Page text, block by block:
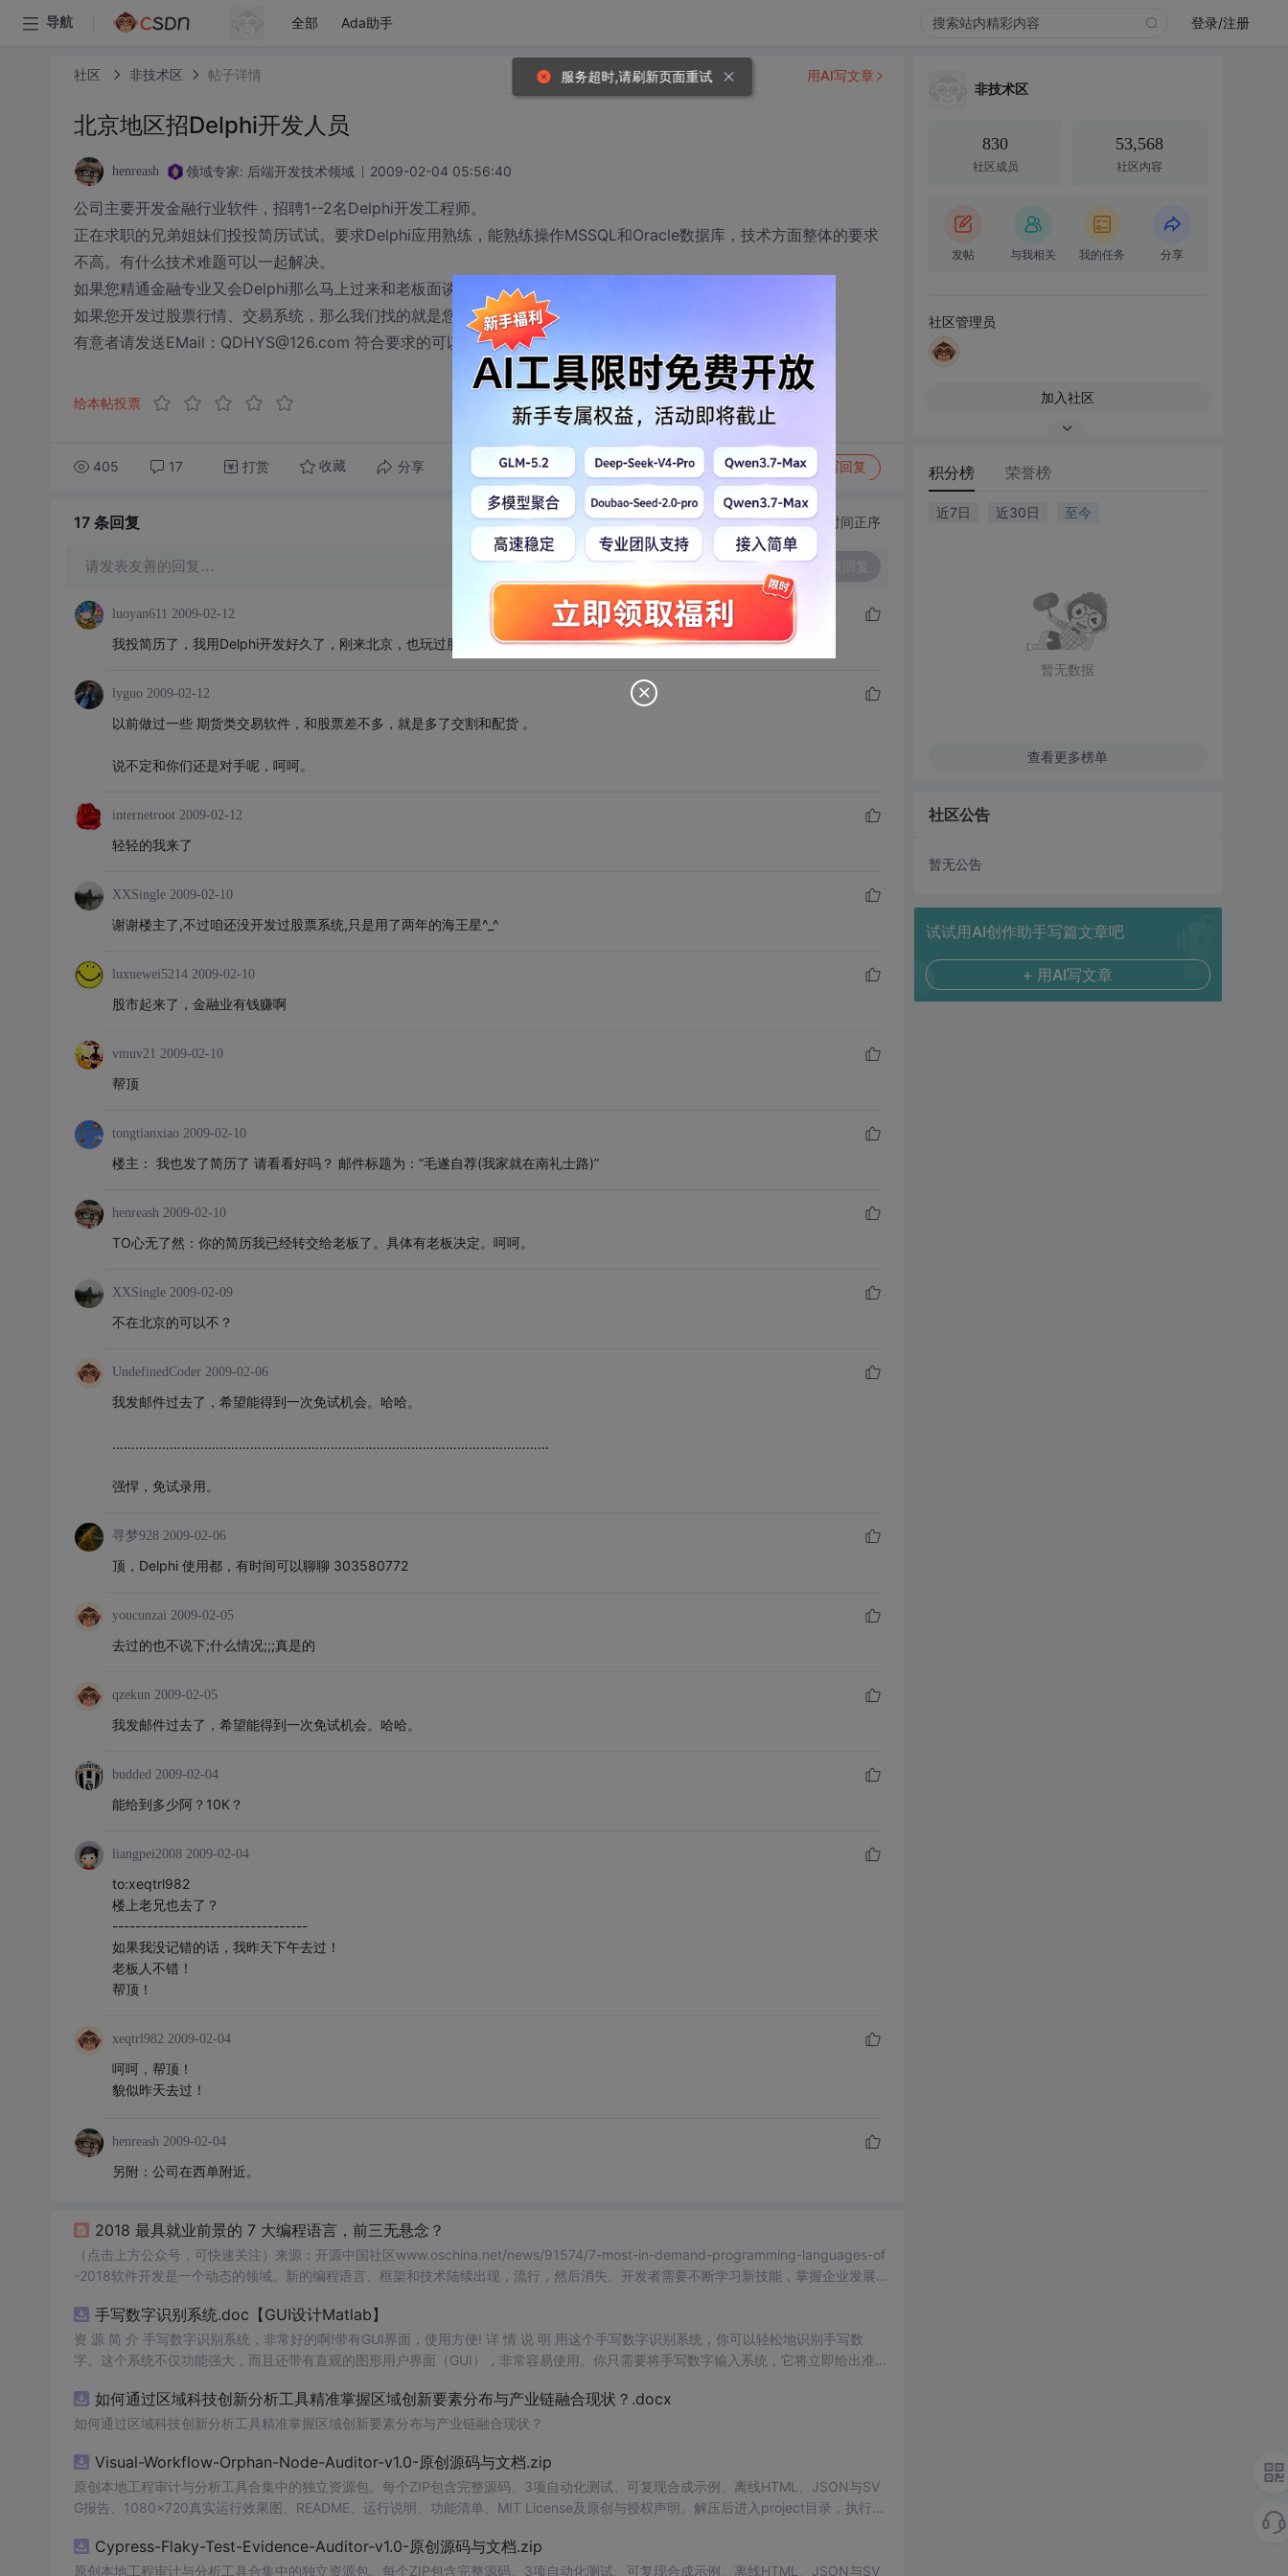
导航 全部 Ada助手 登录/注册
社区 非技术区 帖子详情
北京地区招Delphi开发人员
henreash 领域专家: 后端开发技术领域 2009-02-04 05:56:40
公司主要开发金融行业软件，招聘1--2名Delphi开发工程师。
正在求职的兄弟姐妹们投投简历试试。要求Delphi应用熟练，能熟练操作MSSQL和Oracle数据库，技术方面整体的要求
不高。有什么技术难题可以一起解决。
如果您精通金融专业又会Delphi那么马上过来和老板面谈一下，相信可以得到很可观的待遇。
如果您开发过股票行情、交易系统，那么我们找的就是您了。
有意者请发送EMail：QDHYS@126.com 符合要求的可以马上安排面试。
给本帖投票
405 17 打赏 收藏 分享 转发到动态 举报 写回复
用AI写文章
17 条回复 切换为时间正序
请发表友善的回复…
luoyan611 2009-02-12
我投简历了，我用Delphi开发好久了，刚来北京，也玩过股票，不过赔了
lyguo 2009-02-12
以前做过一些 期货类交易软件，和股票差不多，就是多了交割和配货 。
说不定和你们还是对手呢，呵呵。
internetroot 2009-02-12
轻轻的我来了
XXSingle 2009-02-10
谢谢楼主了,不过咱还没开发过股票系统,只是用了两年的海王星^_^
luxuewei5214 2009-02-10
股市起来了，金融业有钱赚啊
vmuv21 2009-02-10
帮顶
tongtianxiao 2009-02-10
楼主： 我也发了简历了 请看看好吗？ 邮件标题为：“毛遂自荐(我家就在南礼士路)”
henreash 2009-02-10
TO心无了然：你的简历我已经转交给老板了。具体有老板决定。呵呵。
XXSingle 2009-02-09
不在北京的可以不？
UndefinedCoder 2009-02-06
我发邮件过去了，希望能得到一次免试机会。哈哈。
……………………………………………………………………………………………………
强悍，免试录用。
寻梦928 2009-02-06
顶，Delphi 使用都，有时间可以聊聊 303580772
youcunzai 2009-02-05
去过的也不说下;什么情况;;;真是的
qzekun 2009-02-05
我发邮件过去了，希望能得到一次免试机会。哈哈。
budded 2009-02-04
能给到多少阿？10K？
liangpei2008 2009-02-04
to:xeqtrl982
楼上老兄也去了？
----------------------------------
如果我没记错的话，我昨天下午去过！
老板人不错！
帮顶！
xeqtrl982 2009-02-04
呵呵，帮顶！
貌似昨天去过！
henreash 2009-02-04
另附：公司在西单附近。
2018 最具就业前景的 7 大编程语言，前三无悬念？
（点击上方公众号，可快速关注）来源：开源中国社区www.oschina.net/news/91574/7-most-in-demand-programming-languages-of
-2018软件开发是一个动态的领域。新的编程语言、框架和技术陆续出现，流行，然后消失。开发者需要不断学习新技能，掌握企业发展
手写数字识别系统.doc【GUI设计Matlab】
资 源 简 介 手写数字识别系统，非常好的啊!带有GUI界面，使用方便! 详 情 说 明 用这个手写数字识别系统，你可以轻松地识别手写数
字。这个系统不仅功能强大，而且还带有直观的图形用户界面（GUI），非常容易使用。你只需要将手写数字输入系统，它将立即给出准确
便和实用的工具，你一定会喜欢它的！
如何通过区域科技创新分析工具精准掌握区域创新要素分布与产业链融合现状？.docx
如何通过区域科技创新分析工具精准掌握区域创新要素分布与产业链融合现状？
Visual-Workflow-Orphan-Node-Auditor-v1.0-原创源码与文档.zip
原创本地工程审计与分析工具合集中的独立资源包。每个ZIP包含完整源码、3项自动化测试、可复现合成示例、离线HTML、JSON与SV
G报告、1080×720真实运行效果图、README、运行说明、功能清单、MIT License及原创与授权声明。解压后进入project目录，执行np
源码、Logo、官方截图、论文、生产日志或其他受限素材。适合前端开发、AI应用工程、测试审计和课程实践。
Cypress-Flaky-Test-Evidence-Auditor-v1.0-原创源码与文档.zip
原创本地工程审计与分析工具合集中的独立资源包。每个ZIP包含完整源码、3项自动化测试、可复现合成示例、离线HTML、JSON与SV
非技术区
830
社区成员
53,568
社区内容
发帖 与我相关 我的任务 分享
社区管理员
加入社区
积分榜 荣誉榜
近7日 近30日 至今
暂无数据
查看更多榜单
社区公告
暂无公告
试试用AI创作助手写篇文章吧
+ 用AI写文章
服务超时,请刷新页面重试